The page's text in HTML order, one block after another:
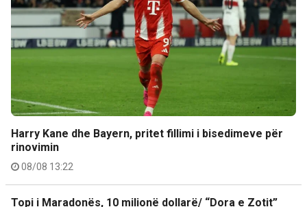
Harry Kane dhe Bayern, pritet fillimi i bisedimeve për
rinovimin
08/08 13:22
Topi i Maradonës, 10 milionë dollarë/ “Dora e Zotit”